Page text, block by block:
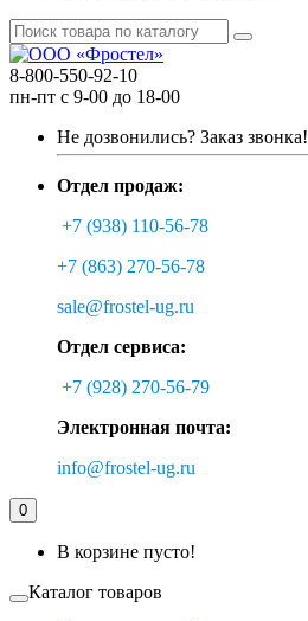
8-800-550-92-10
пн-пт с 9-00 до 18-00
Не дозвонились? Заказ звонка!
Отдел продаж:
+7 (938) 110-56-78
+7 (863) 270-56-78
sale@frostel-ug.ru
Отдел сервиса:
+7 (928) 270-56-79
Электронная почта:
info@frostel-ug.ru
0
В корзине пусто!
Каталог товаров